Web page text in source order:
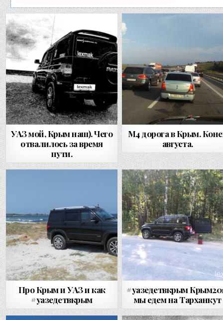
УАЗ мой, Крым наш). Чего
отвалилось за время
пути.
М4 дорога в Крым.
августа.
Про Крым и УАЗ и как
#уазедетвкрым
#уазедетвкрым
мы едем на Тарханкут